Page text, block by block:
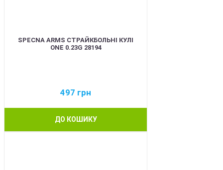
SPECNA ARMS СТРАЙКБОЛЬНІ КУЛІ
ONE 0.23G 28194
497 грн
ДО КОШИКУ